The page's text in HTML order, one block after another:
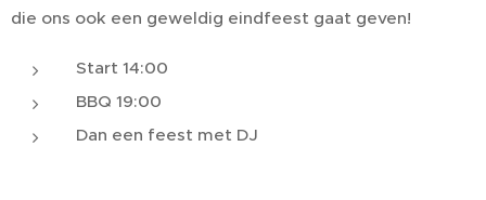
die ons ook een geweldig eindfeest gaat geven!
Start 14:00
BBQ 19:00
Dan een feest met DJ